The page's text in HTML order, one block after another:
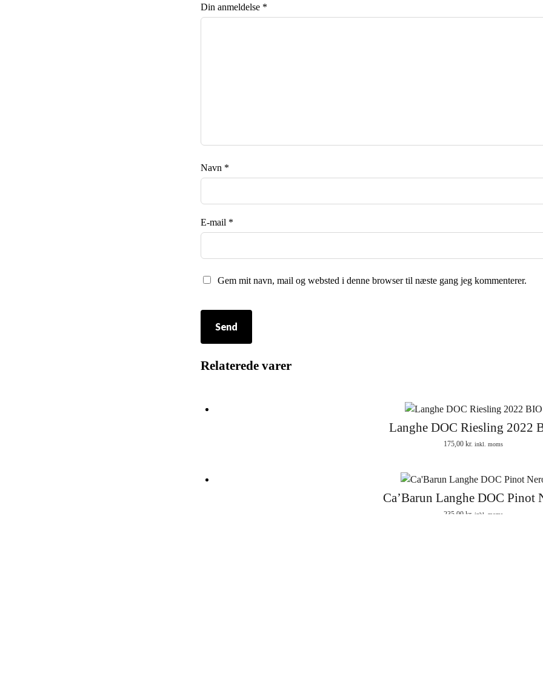
Din anmeldelse *
Navn *
E-mail *
Gem mit navn, mail og websted i denne browser til næste gang jeg kommenterer.
Relaterede varer
Langhe DOC Riesling 2022
175,00 kr. inkl. moms
Ca’Barun Langhe DOC Pinot
235,00 kr. inkl. moms